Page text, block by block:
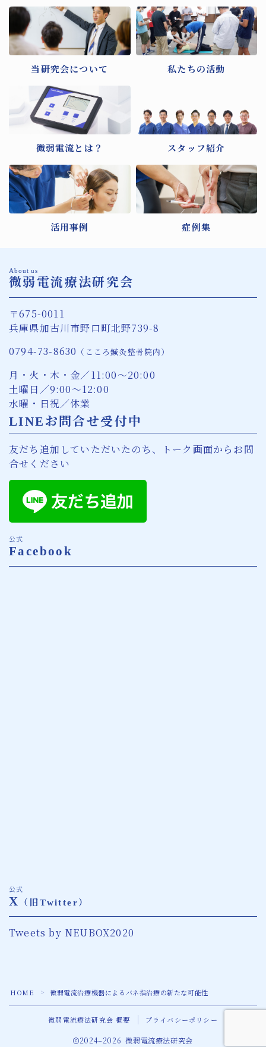
当研究会について 私たちの活動
微弱電流とは？ スタッフ紹介
活用事例 症例集
About us
微弱電流療法研究会
〒675-0011
兵庫県加古川市野口町北野739-8
0794-73-8630 （こころ鍼灸整骨院内）
月・火・木・金／11:00〜20:00
土曜日／9:00〜12:00
水曜・日祝／休業
LINEお問合せ受付中
友だち追加していただいたのち、トーク画面からお問
合せください
公式
Facebook
公式
X （旧Twitter）
Tweets by NEUBOX2020
HOME ＞ 微弱電流治療機器によるバネ指治療の新たな可能性
微弱電流療法研究会 概要 プライバシーポリシー
2024–2026 微弱電流療法研究会